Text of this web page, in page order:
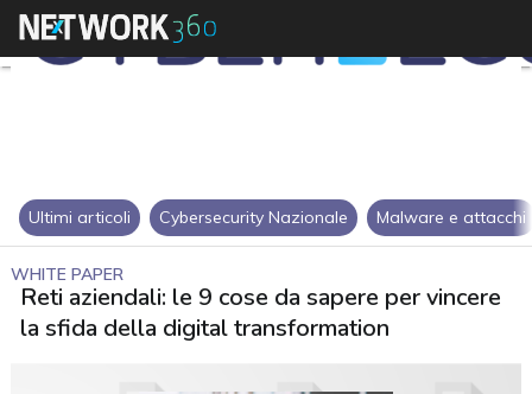
Ultimi articoli Cybersecurity Nazionale Malware e attacchi
WHITE PAPER
Reti aziendali: le 9 cose da sapere per vincere
la sfida della digital transformation